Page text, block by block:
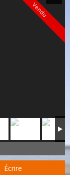
Vendu
Écrire